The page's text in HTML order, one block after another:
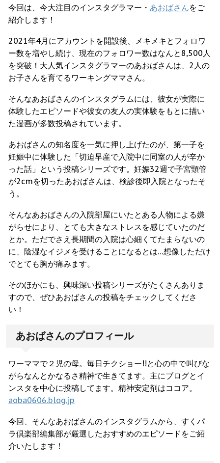
今回は、今大注目のインスタグラマー・ あおばさんをご
紹介します！
2021年4月にアカウントを開設後、メキメキとフォロワ
ー数を増やし続け、現在のフォロワー数はなんと8,500人
を突破！大人気インスタグラマーのあおばさんは、2人の
お子さんを育てるワーキングママさん。
そんなあおばさんのインスタグラムには、彼女が実際に
体験したエピソードや彼女の友人の実体験をもとに描い
た漫画が多数投稿されています。
あおばさんの知名度を一気に押し上げたのが、第一子を
妊娠中に体験した「切迫早産で入院中に同室の人が辛か
った話」という投稿シリーズです。妊娠32週で子宮頸管
が2cmを切ったあおばさんは、検診後即入院となったそ
う。
そんなあおばさんの入院部屋にいたとある人物による嫌
がらせにより、とても大きなストレスを感じていたのだ
とか。ただでさえ長期間の入院は心細くてたまらないの
に、陰湿なイジメを受けることになるとは…想像しただけ
でとても胸が痛みます。
そのほかにも、興味深い投稿シリーズがたくさんありま
すので、ぜひあおばさんの投稿をチェックしてくださ
い！
あおばさんのプロフィール
ワーママで２児の母。毎日チクショー!!と心の中で叫びな
がらなんとかなるさ精神で生きてます。主にブログとイ
ンスタを中心に投稿してます。精神安定剤はココア。
aoba0606.blog.jp
今回、そんなあおばさんのインスタグラムから、すくパ
ラ倶楽部編集部が厳選したおすすめのエピソードをご紹
介いたします！